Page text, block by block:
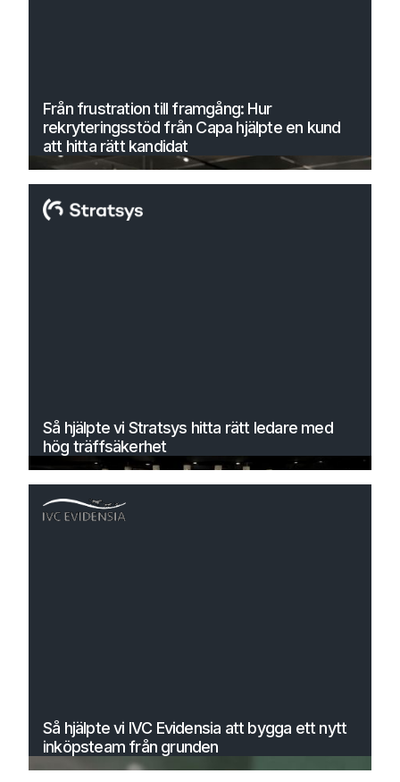
Från frustration till framgång: Hur
rekryteringsstöd från Capa hjälpte en kund
att hitta rätt kandidat
Så hjälpte vi Stratsys hitta rätt ledare med
hög träffsäkerhet
Så hjälpte vi IVC Evidensia att bygga ett nytt
inköpsteam från grunden